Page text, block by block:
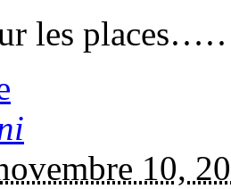
les
10,